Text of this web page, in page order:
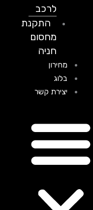
לרכב
התקנת
מחסום
חניה
מחירון
בלוג
יצירת קשר